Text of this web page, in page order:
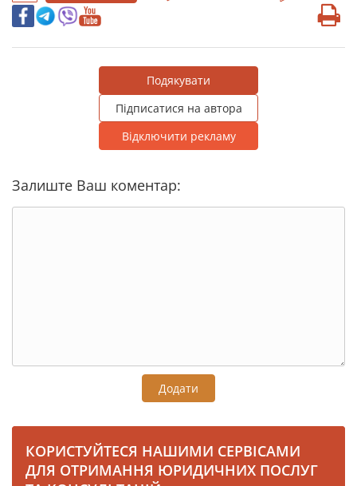
Подякувати
Підписатися на автора
Відключити рекламу
Залиште Ваш коментар:
Додати
КОРИСТУЙТЕСЯ НАШИМИ СЕРВІСАМИ
ДЛЯ ОТРИМАННЯ ЮРИДИЧНИХ ПОСЛУГ